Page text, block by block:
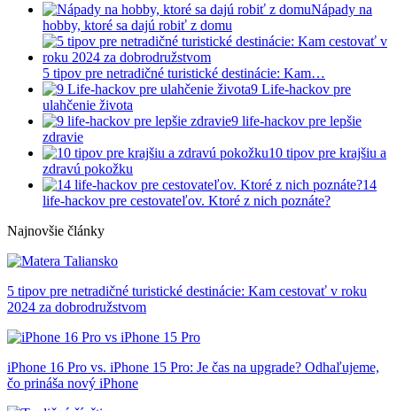
Nápady na
hobby, ktoré sa dajú robiť z domu
5 tipov pre netradičné turistické destinácie: Kam…
9 Life-hackov pre
ulahčenie života
9 life-hackov pre lepšie
zdravie
10 tipov pre krajšiu a
zdravú pokožku
14
life-hackov pre cestovateľov. Ktoré z nich poznáte?
Najnovšie články
5 tipov pre netradičné turistické destinácie: Kam cestovať v roku
2024 za dobrodružstvom
iPhone 16 Pro vs. iPhone 15 Pro: Je čas na upgrade? Odhaľujeme,
čo prináša nový iPhone